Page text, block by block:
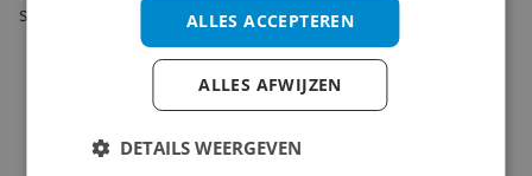
sportmomenten.
ALLES ACCEPTEREN
ALLES AFWIJZEN
DETAILS WEERGEVEN